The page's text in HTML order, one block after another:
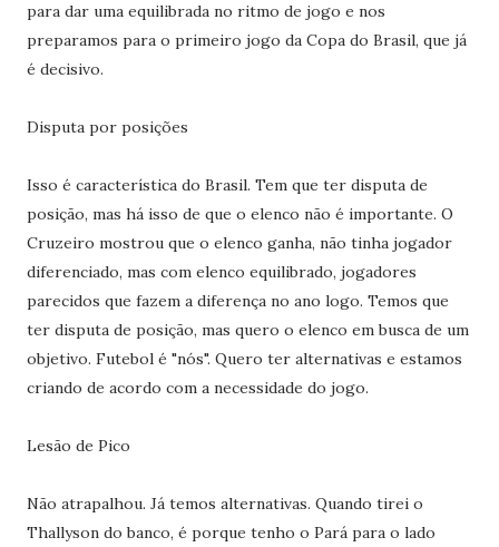
para dar uma equilibrada no ritmo de jogo e nos
preparamos para o primeiro jogo da Copa do Brasil, que já
é decisivo.
Disputa por posições
Isso é característica do Brasil. Tem que ter disputa de
posição, mas há isso de que o elenco não é importante. O
Cruzeiro mostrou que o elenco ganha, não tinha jogador
diferenciado, mas com elenco equilibrado, jogadores
parecidos que fazem a diferença no ano logo. Temos que
ter disputa de posição, mas quero o elenco em busca de um
objetivo. Futebol é "nós". Quero ter alternativas e estamos
criando de acordo com a necessidade do jogo.
Lesão de Pico
Não atrapalhou. Já temos alternativas. Quando tirei o
Thallyson do banco, é porque tenho o Pará para o lado